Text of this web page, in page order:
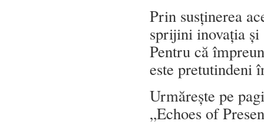
Prin susținerea
sprijini inovația
Pentru că
este pretutindeni
Urmărește pe
„Echoes of